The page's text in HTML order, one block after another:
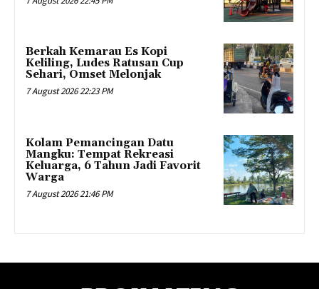
Berkah Kemarau Es Kopi
Keliling, Ludes Ratusan Cup
Sehari, Omset Melonjak
7 August 2026 22:23 PM
Kolam Pemancingan Datu
Mangku: Tempat Rekreasi
Keluarga, 6 Tahun Jadi Favorit
Warga
7 August 2026 21:46 PM